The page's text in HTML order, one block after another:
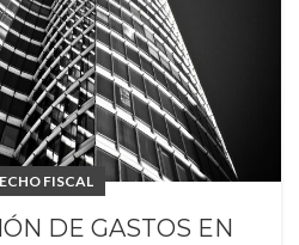
FISCAL
DE GASTOS EN